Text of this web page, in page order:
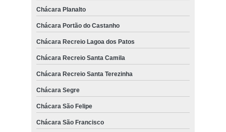
Chácara Planalto
Chácara Portão do Castanho
Chácara Recreio Lagoa dos Patos
Chácara Recreio Santa Camila
Chácara Recreio Santa Terezinha
Chácara Segre
Chácara São Felipe
Chácara São Francisco